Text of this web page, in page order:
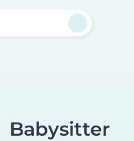
Babysitter